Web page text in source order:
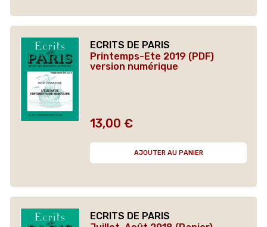
ECRITS DE PARIS
Printemps-Ete 2019 (PDF)
version numérique
Prix
13,00 €
AJOUTER AU PANIER
ECRITS DE PARIS